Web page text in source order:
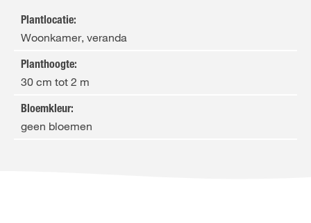
Plantlocatie:
Woonkamer, veranda
Planthoogte:
30 cm tot 2 m
Bloemkleur:
geen bloemen